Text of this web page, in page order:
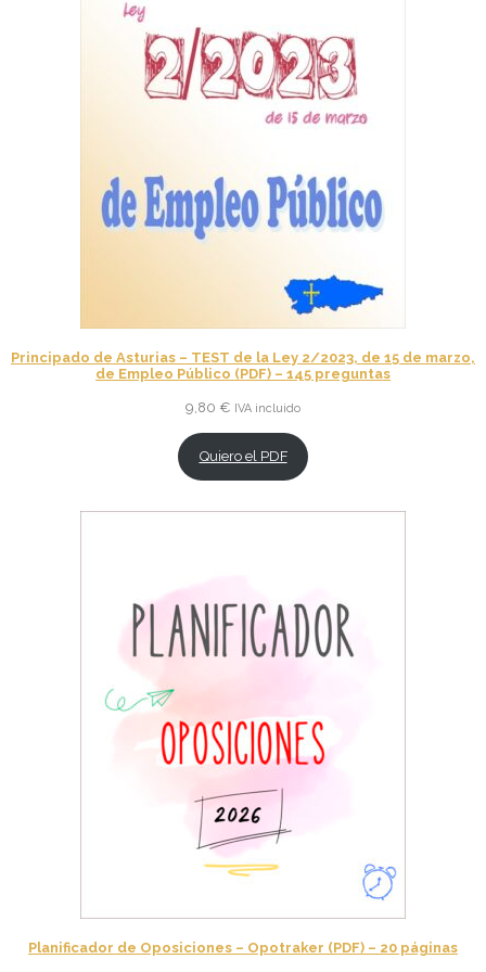
Principado de Asturias – TEST de la Ley 2/2023, de 15 de marzo,
de Empleo Público (PDF) – 145 preguntas
9,80 € IVA incluido
Quiero el PDF
Planificador de Oposiciones – Opotraker (PDF) – 20 páginas